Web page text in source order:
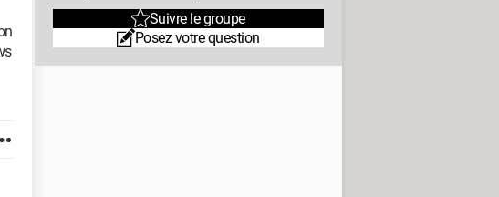
Suivre le groupe
Posez votre question